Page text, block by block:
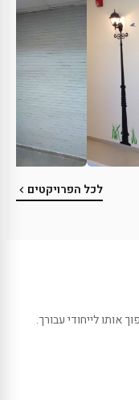
לכל הפרויקטים
אותו לייחודי עבורך.